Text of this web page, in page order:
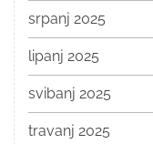
srpanj 2025
lipanj 2025
svibanj 2025
travanj 2025